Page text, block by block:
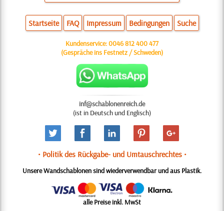
Startseite FAQ Impressum Bedingungen Suche
Kundenservice:0046 812 400 477
(Gespräche ins Festnetz / Schweden)
inf@schablonenreich.de
(ist in Deutsch und Englisch)
• Politik des Rückgabe- und Umtauschrechtes •
Unsere Wandschablonen sind wiederverwendbar und aus Plastik.
alle Preise inkl. MwSt